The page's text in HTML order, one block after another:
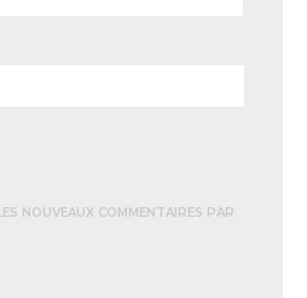
NOUVEAUX COMMENTAIRES PAR